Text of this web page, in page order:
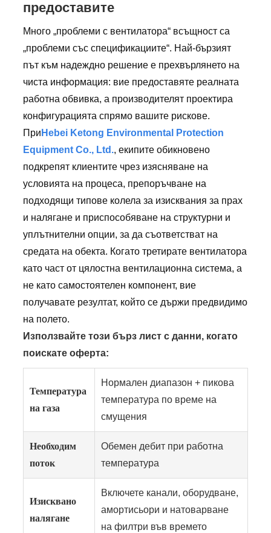
предоставите
Много „проблеми с вентилатора“ всъщност са
„проблеми със спецификациите“. Най-бързият
път към надеждно решение е прехвърлянето на
чиста информация: вие предоставяте реалната
работна обвивка, а производителят проектира
конфигурацията спрямо вашите рискове.
При Hebei Ketong Environmental Protection
Equipment Co., Ltd., екипите обикновено
подкрепят клиентите чрез изясняване на
условията на процеса, препоръчване на
подходящи типове колела за изисквания за прах
и налягане и приспособяване на структурни и
уплътнителни опции, за да съответстват на
средата на обекта. Когато третирате вентилатора
като част от цялостна вентилационна система, а
не като самостоятелен компонент, вие
получавате резултат, който се държи предвидимо
на полето.
Използвайте този бърз лист с данни, когато
поискате оферта:
Температура
на газа
Нормален диапазон + пикова
температура по време на
смущения
Необходим
поток
Обемен дебит при работна
температура
Изисквано
налягане
Включете канали, оборудване,
амортисьори и натоварване
на филтри във времето